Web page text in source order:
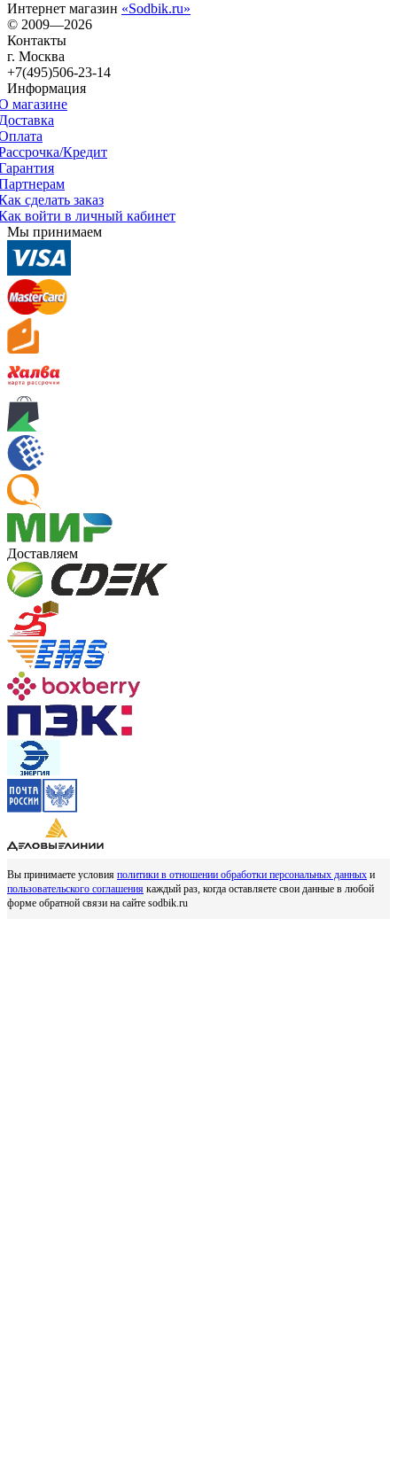
Интернет магазин «Sodbik.ru»
© 2009—2026
Контакты
г. Москва
+7(495)506-23-14
Информация
магазине
Кредит
сделать заказ
войти в личный кабинет
Мы принимаем
Доставляем
Вы принимаете условия политики в отношении обработки персональных данных и
пользовательского соглашения каждый раз, когда оставляете свои данные в любой
форме обратной связи на сайте sodbik.ru